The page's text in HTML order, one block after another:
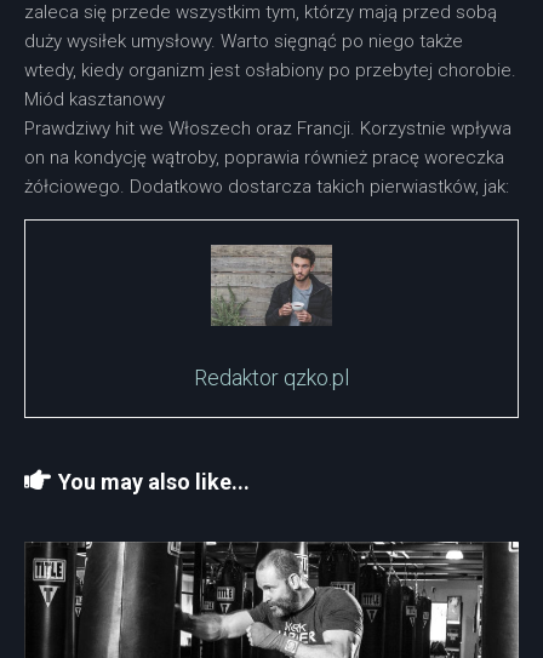
zaleca się przede wszystkim tym, którzy mają przed sobą
duży wysiłek umysłowy. Warto sięgnąć po niego także
wtedy, kiedy organizm jest osłabiony po przebytej chorobie.
Miód kasztanowy
Prawdziwy hit we Włoszech oraz Francji. Korzystnie wpływa
on na kondycję wątroby, poprawia również pracę woreczka
żółciowego. Dodatkowo dostarcza takich pierwiastków, jak:
Redaktor qzko.pl
You may also like...